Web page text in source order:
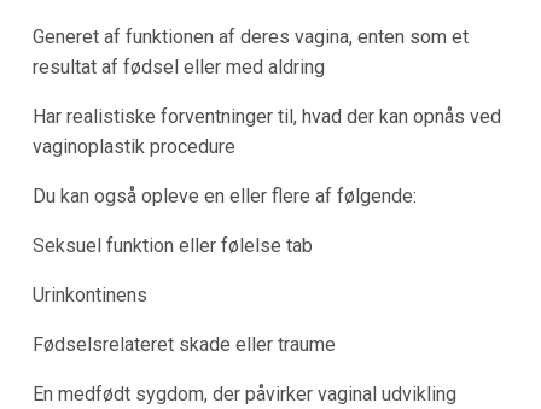
Generet af funktionen af deres vagina, enten som et
resultat af fødsel eller med aldring
Har realistiske forventninger til, hvad der kan opnås ved
vaginoplastik procedure
Du kan også opleve en eller flere af følgende:
Seksuel funktion eller følelse tab
Urinkontinens
Fødselsrelateret skade eller traume
En medfødt sygdom, der påvirker vaginal udvikling